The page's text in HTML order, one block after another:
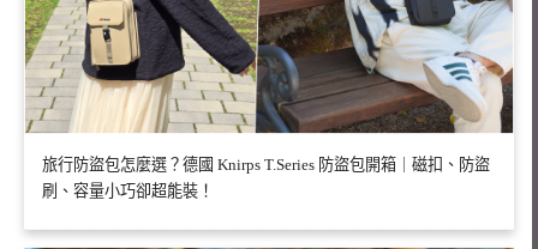
旅行防盜包怎麼選？德國 Knirps T.Series 防盜包開箱｜磁扣、防盜
刷、容量小巧卻超能裝！